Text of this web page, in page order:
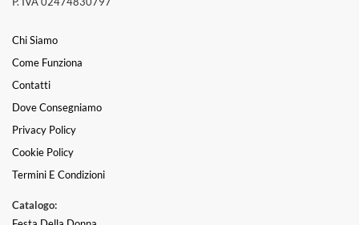
Chi Siamo
Come Funziona
Contatti
Dove Consegniamo
Privacy Policy
Cookie Policy
Termini E Condizioni
Catalogo: